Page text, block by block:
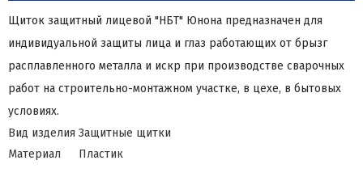
Щиток защитный лицевой "НБТ" Юнона предназначен для
индивидуальной защиты лица и глаз работающих от брызг
расплавленного металла и искр при производстве сварочных
работ на строительно-монтажном участке, в цехе, в бытовых
условиях.
Вид изделия Защитные щитки
Материал
Пластик